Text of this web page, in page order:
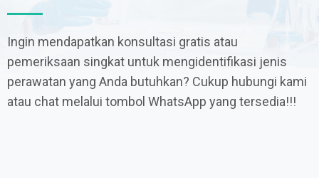
Ingin mendapatkan konsultasi gratis atau
pemeriksaan singkat untuk mengidentifikasi jenis
perawatan yang Anda butuhkan? Cukup hubungi kami
atau chat melalui tombol WhatsApp yang tersedia!!!